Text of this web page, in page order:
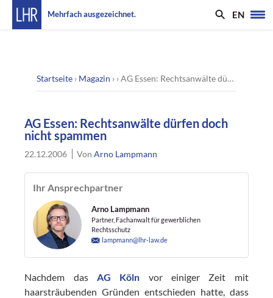
Mehrfach ausgezeichnet. EN
Startseite › Magazin › ›AG Essen: Rechtsanwälte dürfen doch nicht spammen
AG Essen: Rechtsanwälte dürfen doch
nicht spammen
22.12.2006 VonArno Lampmann
Ihr Ansprechpartner
Arno Lampmann
Partner, Fachanwalt für gewerblichen
Rechtsschutz
lampmann@lhr-law.de
Nachdem das AG Köln vor einiger Zeit mit
haarsträubenden Gründen entschieden hatte, dass